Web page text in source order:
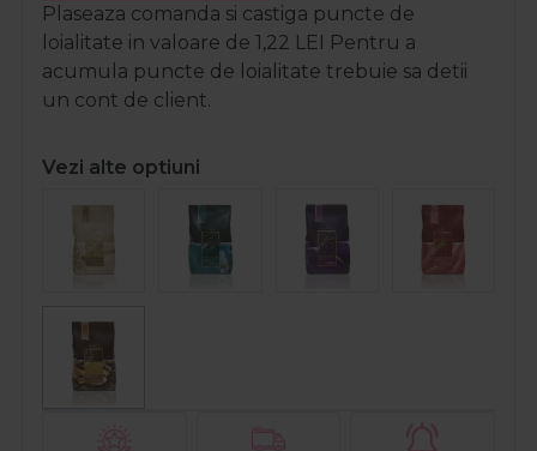
Plaseaza comanda si castiga puncte de
loialitate in valoare de 1,22 LEI Pentru a
acumula puncte de loialitate trebuie sa detii
un cont de client.
Vezi alte optiuni